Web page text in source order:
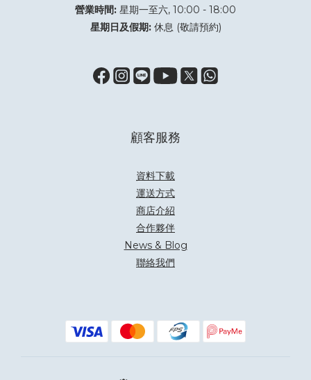
營業時間: 星期一至六, 10:00 - 18:00
星期日及假期:休息 (敬請預約)
顧客服務
資料下載
運送方式
商店介紹
合作夥伴
News & Blog
聯絡我們